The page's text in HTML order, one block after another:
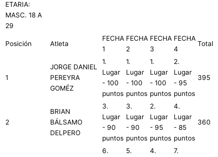
ETARIA:
MASC. 18 A
29
Posición Atleta
FECHA
1
FECHA
2
FECHA
3
FECHA
4
Total
1
JORGE DANIEL
PEREYRA
GOMÉZ
1.
Lugar
- 100
puntos
1.
Lugar
- 100
puntos
1.
Lugar
- 100
puntos
2.
Lugar
- 95
puntos
395
2
BRIAN
BÁLSAMO
DELPERO
3.
Lugar
- 90
puntos
3.
Lugar
- 90
puntos
2.
Lugar
- 95
puntos
4.
Lugar
- 85
puntos
360
6.
5.
4.
7.